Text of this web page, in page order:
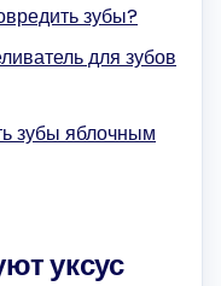
зубы?
для зубов
зубы яблочным
уксус